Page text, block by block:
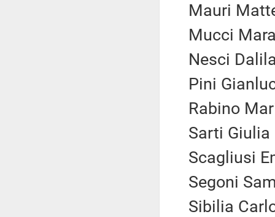
Mauri
Mucci
Nesci
Pini
Rabino
Sarti
Scagliusi
Segoni
Sibilia